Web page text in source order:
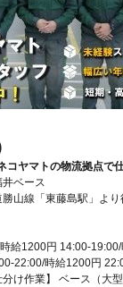
コヤマトの物流拠点で
ベース
山線「東藤島駅」よ
給1200円 14:00-
22:00/時給1200円
け作業】 ベース（大